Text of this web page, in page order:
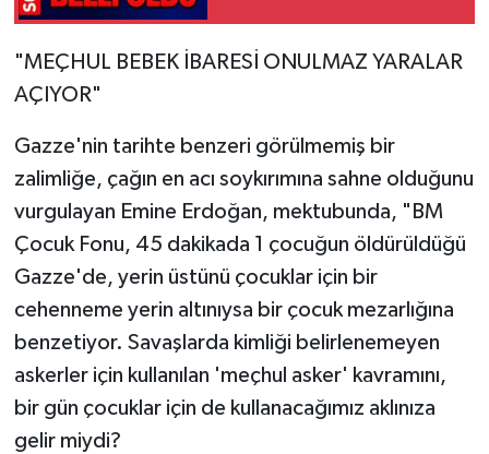
"MEÇHUL BEBEK İBARESİ ONULMAZ YARALAR
AÇIYOR"
Gazze'nin tarihte benzeri görülmemiş bir
zalimliğe, çağın en acı soykırımına sahne olduğunu
vurgulayan Emine Erdoğan, mektubunda, "BM
Çocuk Fonu, 45 dakikada 1 çocuğun öldürüldüğü
Gazze'de, yerin üstünü çocuklar için bir
cehenneme yerin altınıysa bir çocuk mezarlığına
benzetiyor. Savaşlarda kimliği belirlenemeyen
askerler için kullanılan 'meçhul asker' kavramını,
bir gün çocuklar için de kullanacağımız aklınıza
gelir miydi?